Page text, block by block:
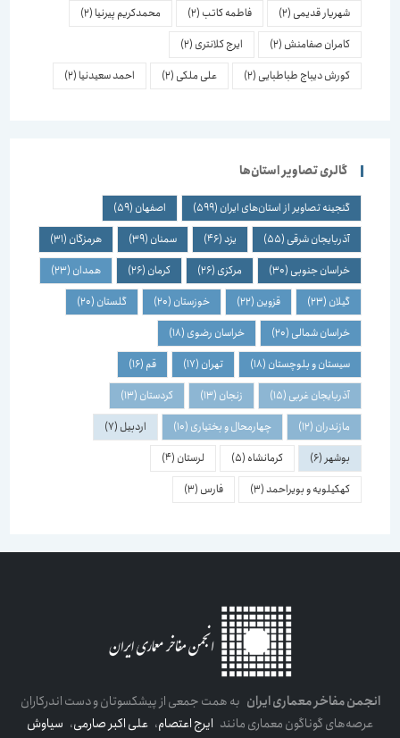
شهریار قدیمی(2) فاطمه کاتب(2) محمدکریم پیرنیا(2)
کامران صفامنش(2) ایرج کلانتری(2)
کورش دیباج طباطبایی(2) علی ملکی(2) احمد سعیدنیا(2)
گالری تصاویر استان‌ها
گنجینه تصاویر از استان‌های ایران(599) اصفهان(59)
آذربایجان شرقی(55)
(46) سمنان(39) هرمزگان(31)
خراسان جنوبی(30) مرکزی(26) کرمان(26) همدان(23)
گیلان(23) قزوین(22) خوزستان(20) گلستان(20)
خراسان شمالی(20) خراسان رضوی(18)
سیستان و بلوچستان(18) تهران(17)
(16)
آذربایجان غربی(15) زنجان(13) کردستان(13)
مازندران(12) چهارمحال و بختیاری(10) اردبیل(7)
بوشهر(6) کرمانشاه(5) لرستان(4)
کهکیلویه و بویراحمد(3) فارس(3)
انجمن مفاخر معماری ایرانبه همت جمعی از پیشکسوتان و دست اندرکاران
عرصه‌های گوناگون معماری مانندایرج اعتصام،علی اکبر صارمی،سیاوش